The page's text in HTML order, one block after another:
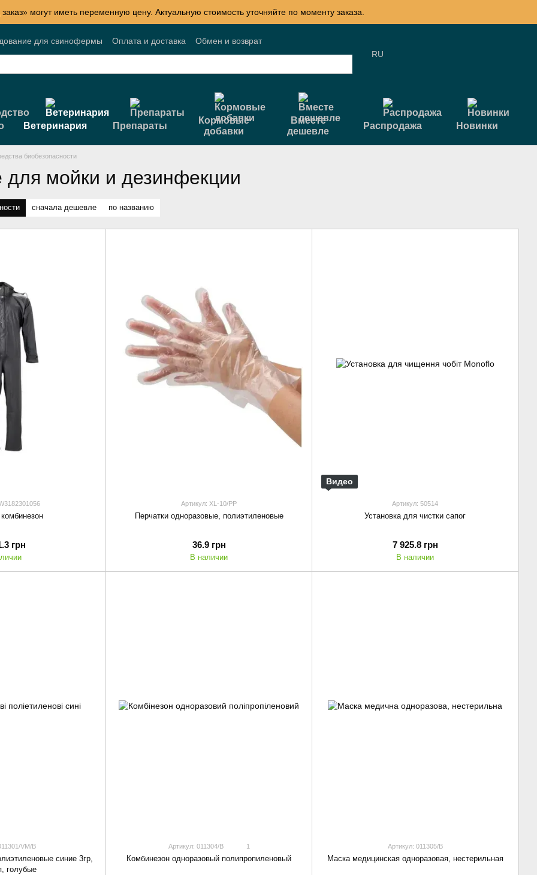
могут иметь переменную цену. Актуальную стоимость уточняйте по моменту заказа.
для свинофермы Оплата и доставка
Обмен и возврат
Блог Акции Договор публичной оферты RU
Ветеринария Препараты
Кормовые
добавки
Вместе
дешевле
Распродажа Новинки
биобезопасности
мойки и дезинфекции
сначала дешевле по названию
грн
Артикул: XL-10/PP
Перчатки одноразовые, полиэтиленовые
36.9 грн
В наличии
Видео
Артикул: 50514
Установка для чистки сапог
7 925.8 грн
В наличии
VM/B
синие 3гр,
голубые
Артикул: 011304/B 1
Комбинезон одноразовый полипропиленовый
Артикул: 011305/В
Маска медицинская одноразовая, нестерильная